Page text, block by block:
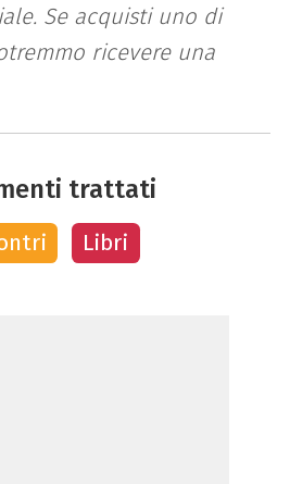
Se acquisti uno di
ricevere una
trattati
Libri